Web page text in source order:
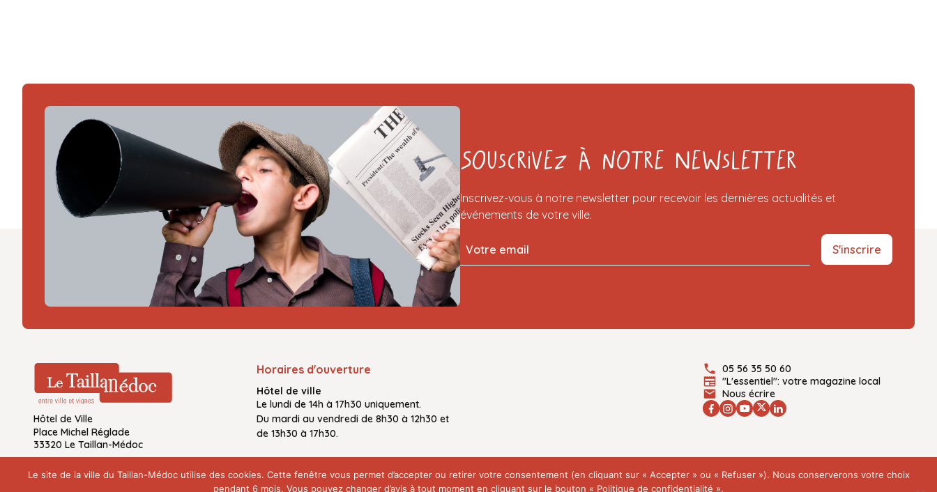
Souscrivez à notre Newsletter
Inscrivez-vous à notre newsletter pour recevoir les dernières actualités et
événements de votre ville.
S'inscrire
Hôtel de Ville
Place Michel Réglade
33320 Le Taillan-Médoc
Horaires d'ouverture
Hôtel de ville
Le lundi de 14h à 17h30 uniquement.
Du mardi au vendredi de 8h30 à 12h30 et
de 13h30 à 17h30.
05 56 35 50 60
"L'essentiel": votre magazine local
Nous écrire
Le site de la ville du Taillan-Médoc utilise des cookies. Cette fenêtre vous permet d’accepter ou retirer votre consentement (en cliquant sur « Accepter » ou « Refuser »). Nous conserverons votre choix
pendant 6 mois. Vous pouvez changer d’avis à tout moment en cliquant sur le bouton « Politique de confidentialité ».